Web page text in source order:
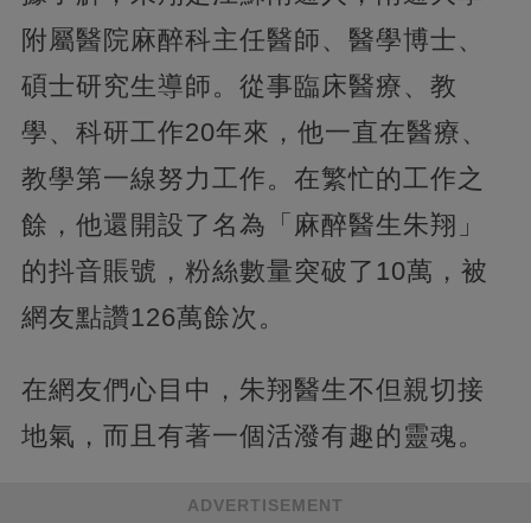
附屬醫院麻醉科主任醫師、醫學博士、
碩士研究生導師。從事臨床醫療、教
學、科研工作20年來，他一直在醫療、
教學第一線努力工作。在繁忙的工作之
餘，他還開設了名為「麻醉醫生朱翔」
的抖音賬號，粉絲數量突破了10萬，被
網友點讚126萬餘次。
在網友們心目中，朱翔醫生不但親切接
地氣，而且有著一個活潑有趣的靈魂。
ADVERTISEMENT